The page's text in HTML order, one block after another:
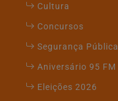
Cultura
Concursos
Segurança Pública
Aniversário 95 FM
Eleições 2026